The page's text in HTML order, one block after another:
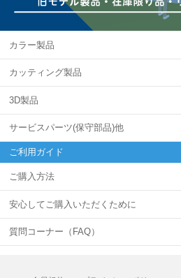
カラー製品
カッティング製品
3D製品
サービスパーツ(保守部品)他
ご利用ガイド
ご購入方法
安心してご購入いただくために
質問コーナー（FAQ）